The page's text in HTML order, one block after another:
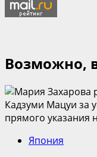
Возможно,
Япония